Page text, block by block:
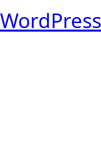
WordPress